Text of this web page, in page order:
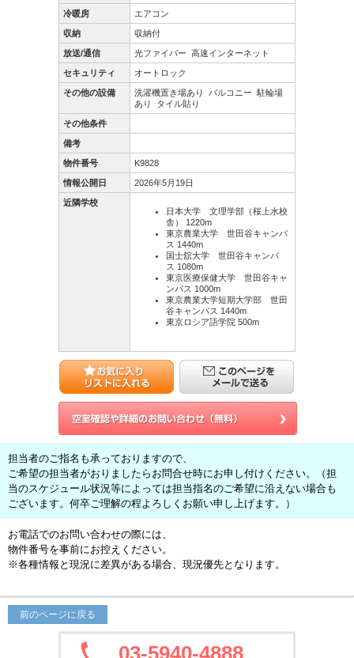
冷暖房 エアコン
収納 収納付
放送/通信 光ファイバー 高速インターネット
セキュリティ オートロック
その他の設備 洗濯機置き場あり バルコニー 駐輪場
あり
タイル貼り
その他条件
備考
物件番号 K9828
情報公開日 2026年5月19日
近隣学校
日本大学 文理学部（桜上水校
舎） 1220m
東京農業大学 世田谷キャンパ
ス 1440m
国士舘大学 世田谷キャンパ
ス 1080m
東京医療保健大学 世田谷キャ
ンパス 1000m
東京農業大学短期大学部 世田
谷キャンパス 1440m
東京ロシア語学院 500m
担当者のご指名も承っておりますので、
ご希望の担当者がおりましたらお問合せ時にお申し付けください。（担
当のスケジュール状況等によっては担当指名のご希望に沿えない場合も
ございます。何卒ご理解の程よろしくお願い申し上げます。）
お電話でのお問い合わせの際には、
物件番号を事前にお控えください。
※各種情報と現況に差異がある場合、現況優先となります。
前のページに戻る
03-5940-4888